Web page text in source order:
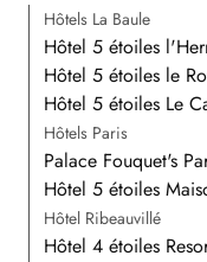
Hôtels La Baule
Hôtel 5 étoiles
Hôtel 5 étoiles le
Hôtel 5 étoiles Le
Hôtels Paris
Palace Fouquet's
Hôtel 5 étoiles
Hôtel Ribeauvillé
Hôtel 4 étoiles